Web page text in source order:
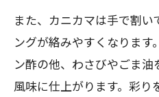
また、カニカマは手で割
ングが絡みやすくなりま
ン酢の他、わさびやごま
風味に仕上がります。彩り